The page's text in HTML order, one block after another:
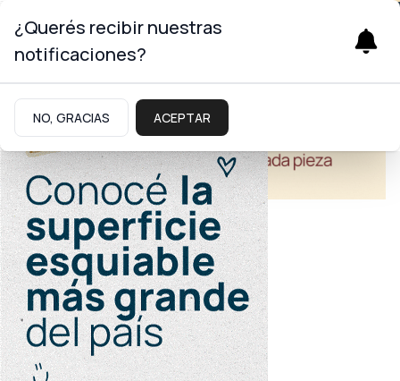
Salud
Auditorías internas
¿Querés recibir nuestras
notificaciones?
NO, GRACIAS ACEPTAR